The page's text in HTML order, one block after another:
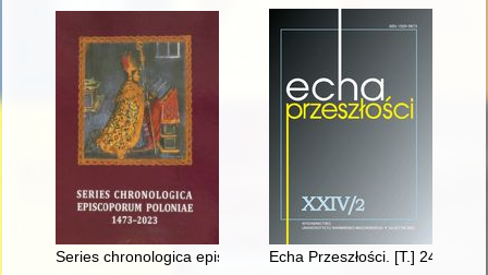
Series chronologica episcoporum Poloniae 1473-2023
Echa Przeszłości. [T.] 24, [nr] 2